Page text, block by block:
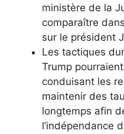
ministère de la
comparaître
sur le président
Les tactiques
Trump
conduisant les
maintenir des
longtemps afin
l’indépendance